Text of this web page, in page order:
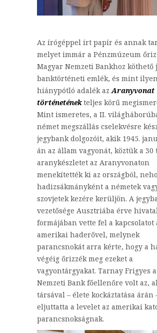
Az írógéppel írt papír és annak
melyet immár a Pénzmúzeum őriz
Magyar Nemzeti Bankhoz köthető
banktörténeti emlék, és mint
hiánypótló adalék azAranyvonat
történeténekteljes körű
Mint ismeretes, a II.
német megszállás cselekvésre
jegybank dolgozóit, akik 1945.
án az állam vagyonát, köztük a 30
aranykészletet az Aranyvonaton
menekítették ki az országból,
hadizsákmányként a németek
szovjetek kezére kerüljön. A
vezetősége Ausztriába érve
formájában vette fel a kapcsolatot
amerikai haderővel, melynek
parancsnokát arra kérte, hogy a
végéig őrizzék meg ezeket a
vagyontárgyakat. Tarnay Frigyes
Nemzeti Bank főellenőre volt az,
társával – élete kockáztatása árán
eljuttatta a levelet az amerikai
parancsnokságnak.